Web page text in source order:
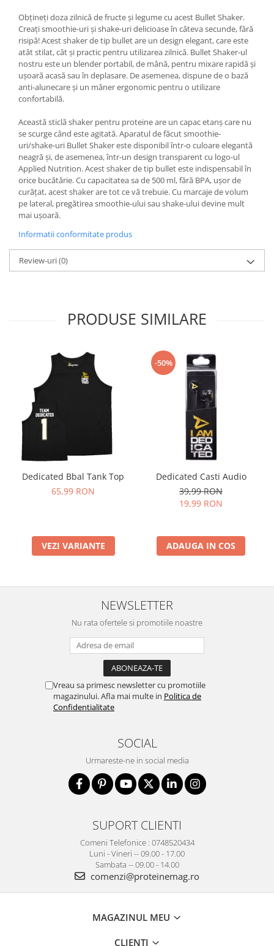
Obțineți doza zilnică de fructe și legume cu acest Bullet Shaker.
Creați smoothie-uri și shake-uri delicioase în câteva secunde, fără
risipă! Acest shaker de tip bullet are un design elegant, care este
atât stilat, cât și practic pentru utilizarea zilnică. Bullet Shaker-ul
nostru este un blender portabil, de mână, pentru mixare rapidă și
ușoară acasă sau în deplasare. De asemenea, dispune de o bază
anti-alunecare și un mâner ergonomic pentru o utilizare
confortabilă.
Această sticlă shaker pentru proteine are un capac etanș care nu
se scurge când este agitată. Aparatul de făcut smoothie-
uri/shake-uri Bullet Shaker este disponibil într-o culoare elegantă
neagră și, de asemenea, într-un design transparent cu logo-ul
Applied Nutrition. Acest shaker de tip bullet este indispensabil în
orice bucătărie. Cu capacitatea sa de 500 ml, fără BPA, ușor de
curățat, acest shaker are tot ce vă trebuie. Cu marcaje de volum
pe lateral, pregătirea smoothie-ului sau shake-ului devine mult
mai ușoară.
Informatii conformitate produs
Review-uri(0)
PRODUSE SIMILARE
Dedicated Bbal Tank Top
65,99 RON
VEZI VARIANTE
-50%
Dedicated Casti Audio
39,99 RON
19,99 RON
ADAUGA IN COS
NEWSLETTER
Nu rata ofertele si promotiile noastre
Vreau sa primesc newsletter cu promotiile
magazinului. Afla mai multe in Politica de
Confidentialitate
SOCIAL
Urmareste-ne in social media
SUPORT CLIENTI
Comeni Telefonice : 0748520434
Luni - Vineri -- 09.00 - 17.00
Sambata -- 09.00 - 14.00
comenzi@proteinemag.ro
MAGAZINUL MEU
CLIENTI